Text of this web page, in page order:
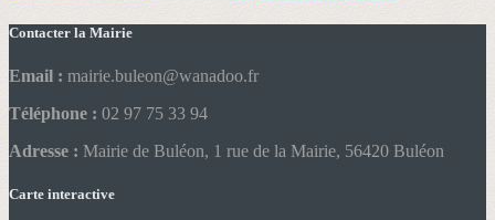
Contacter la Mairie
Email : mairie.buleon@wanadoo.fr
Téléphone : 02 97 75 33 94
Adresse : Mairie de Buléon, 1 rue de la Mairie, 56420 Buléon
Carte interactive